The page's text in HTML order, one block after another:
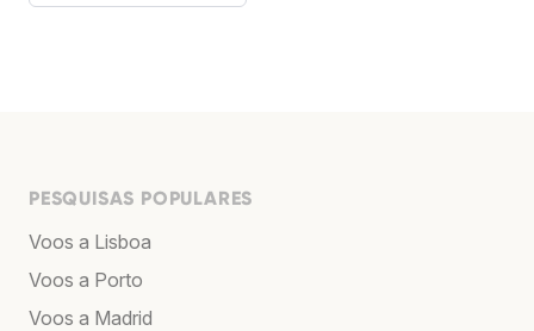
PESQUISAS POPULARES
Voos a Lisboa
Voos a Porto
Voos a Madrid